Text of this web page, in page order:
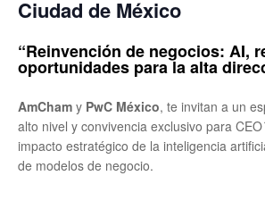
Ciudad de México
“Reinvención de negocios: AI,
oportunidades para la alta
AmCham y PwC México, te invitan a un
alto nivel y convivencia exclusivo para
impacto estratégico de la inteligencia
de modelos de negocio.